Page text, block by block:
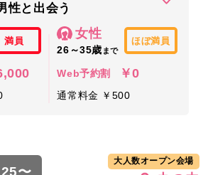
性と出会う
満員
女性
26～35歳 まで
ほぼ満員
Web予約割 ￥0
通常料金 ￥500
〜
大人数オープン会場